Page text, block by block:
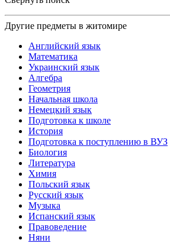
Другие предметы в житомире
Английский язык
Математика
Украинский язык
Алгебра
Геометрия
Начальная школа
Немецкий язык
Подготовка к школе
История
Подготовка к поступлению в ВУЗ
Биология
Литература
Химия
Польский язык
Русский язык
Музыка
Испанский язык
Правоведение
Няни